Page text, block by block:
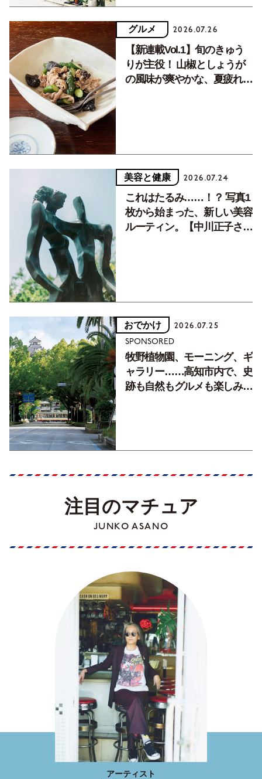
グルメ 2026.07.26
【新連載Vol.1】旬のきゅう
りが主役！ 山椒としょうが
の風味が爽やかな、夏疲れを
美容と健康 2026.07.24
これはたるみ……！？ 写真1
枚から始まった、新しい美容
ルーティン。【中川正子さん
おでかけ 2026.07.25
SPONSORED
牧野植物園、モーニング、ギ
ャラリー……高知市内で、史
跡も自然もグルメも楽しみ尽
注目のマチュア
JUNKO ASANO
アーティスト